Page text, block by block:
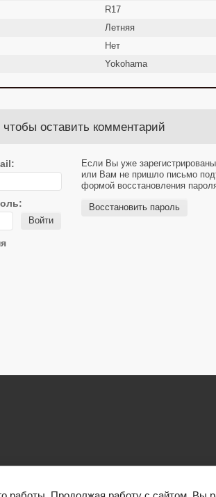
R17
Летняя
Нет
Yokohama
чтобы оставить комментарий
Войти
Если Вы уже
или Вам не пришло письмо
формой восстановления
Восстановить пароль